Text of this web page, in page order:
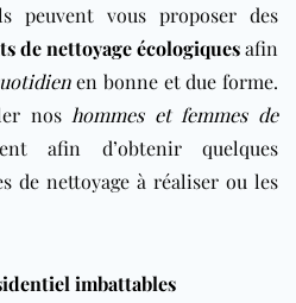
peuvent vous proposer des
de nettoyage écologiquesafin
en bonne et due forme.
nos hommes et femmes de
afin d’obtenir quelques
de nettoyage à réaliser ou les
imbattables